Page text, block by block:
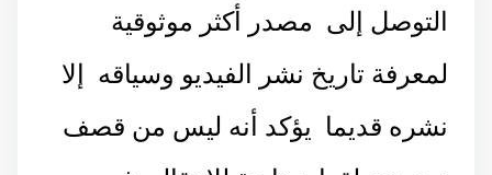
التوصل إلى مصدر أكثر موثوقية
لمعرفة تاريخ نشر الفيديو وسياقه إلا
نشره قديما يؤكد أنه ليس من قصف